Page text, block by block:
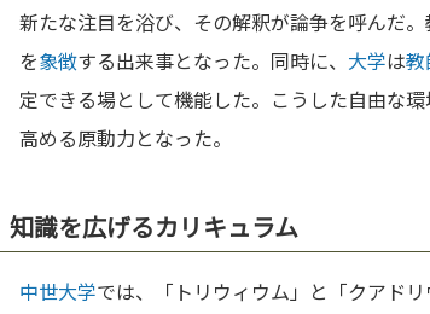
新たな注目を浴び、その解釈が論争を呼んだ
を象徴する出来事となった。同時に、 大学は
定できる場として機能した。こうした自由な
高める原動力となった。
知識を広げるカリキュラム
中世大学では、「トリウィウム」と「クアド